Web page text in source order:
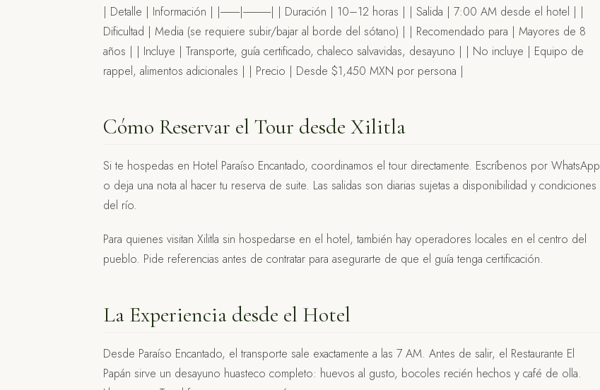
| Detalle | Información | |---------|-------------| | Duración | 10–12 horas | | Salida | 7:00 AM desde el hotel | |
Dificultad | Media (se requiere subir/bajar al borde del sótano) | | Recomendado para | Mayores de 8
años | | Incluye | Transporte, guía certificado, chaleco salvavidas, desayuno | | No incluye | Equipo de
rappel, alimentos adicionales | | Precio | Desde $1,450 MXN por persona |
Cómo Reservar el Tour desde Xilitla
Si te hospedas en Hotel Paraíso Encantado, coordinamos el tour directamente. Escríbenos por WhatsApp
o deja una nota al hacer tu reserva de suite. Las salidas son diarias sujetas a disponibilidad y condiciones
del río.
Para quienes visitan Xilitla sin hospedarse en el hotel, también hay operadores locales en el centro del
pueblo. Pide referencias antes de contratar para asegurarte de que el guía tenga certificación.
La Experiencia desde el Hotel
Desde Paraíso Encantado, el transporte sale exactamente a las 7 AM. Antes de salir, el Restaurante El
Papán sirve un desayuno huasteco completo: huevos al gusto, bocoles recién hechos y café de olla.